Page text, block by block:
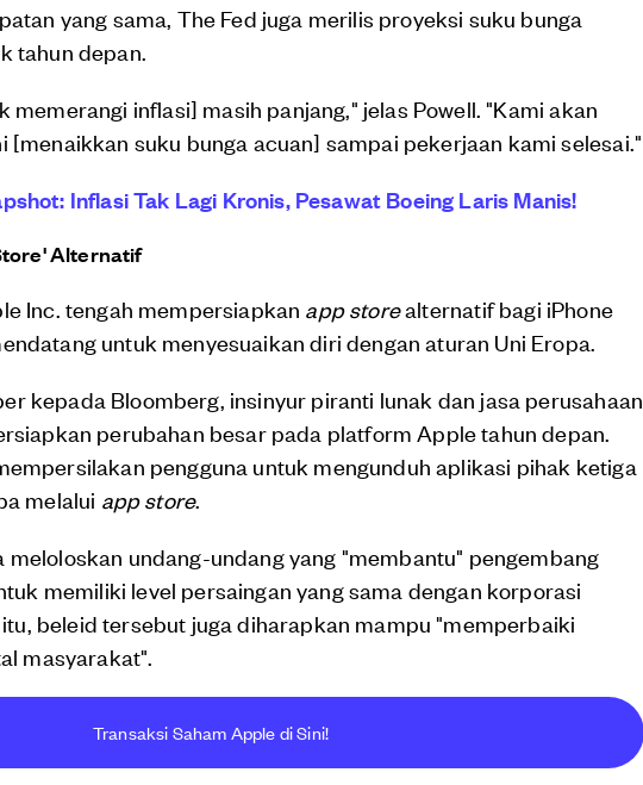
yang sama, The Fed juga merilis proyeksi suku bunga
tahun depan.
memerangi inflasi] masih panjang," jelas Powell. "Kami akan
[menaikkan suku bunga acuan] sampai pekerjaan kami selesai."
Inflasi Tak Lagi Kronis, Pesawat Boeing Laris Manis!
Alternatif
Inc. tengah mempersiapkan app storealternatif bagi iPhone
untuk menyesuaikan diri dengan aturan Uni Eropa.
kepada Bloomberg, insinyur piranti lunak dan jasa perusahaan
perubahan besar pada platform Apple tahun depan.
pengguna untuk mengunduh aplikasi pihak ketiga
melalui app store.
meloloskan undang-undang yang "membantu" pengembang
memiliki level persaingan yang sama dengan korporasi
beleid tersebut juga diharapkan mampu "memperbaiki
masyarakat".
Transaksi Saham Apple di Sini!